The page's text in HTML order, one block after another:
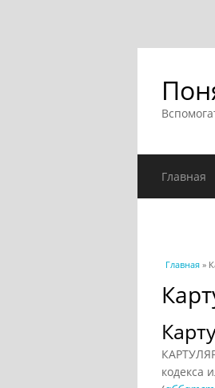
Главная
Вы здесь
Главная »
кодекса